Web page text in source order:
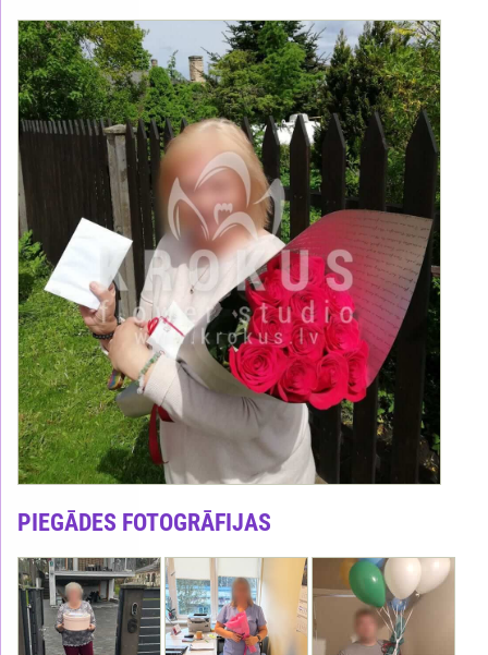
PIEGĀDES FOTOGRĀFIJAS